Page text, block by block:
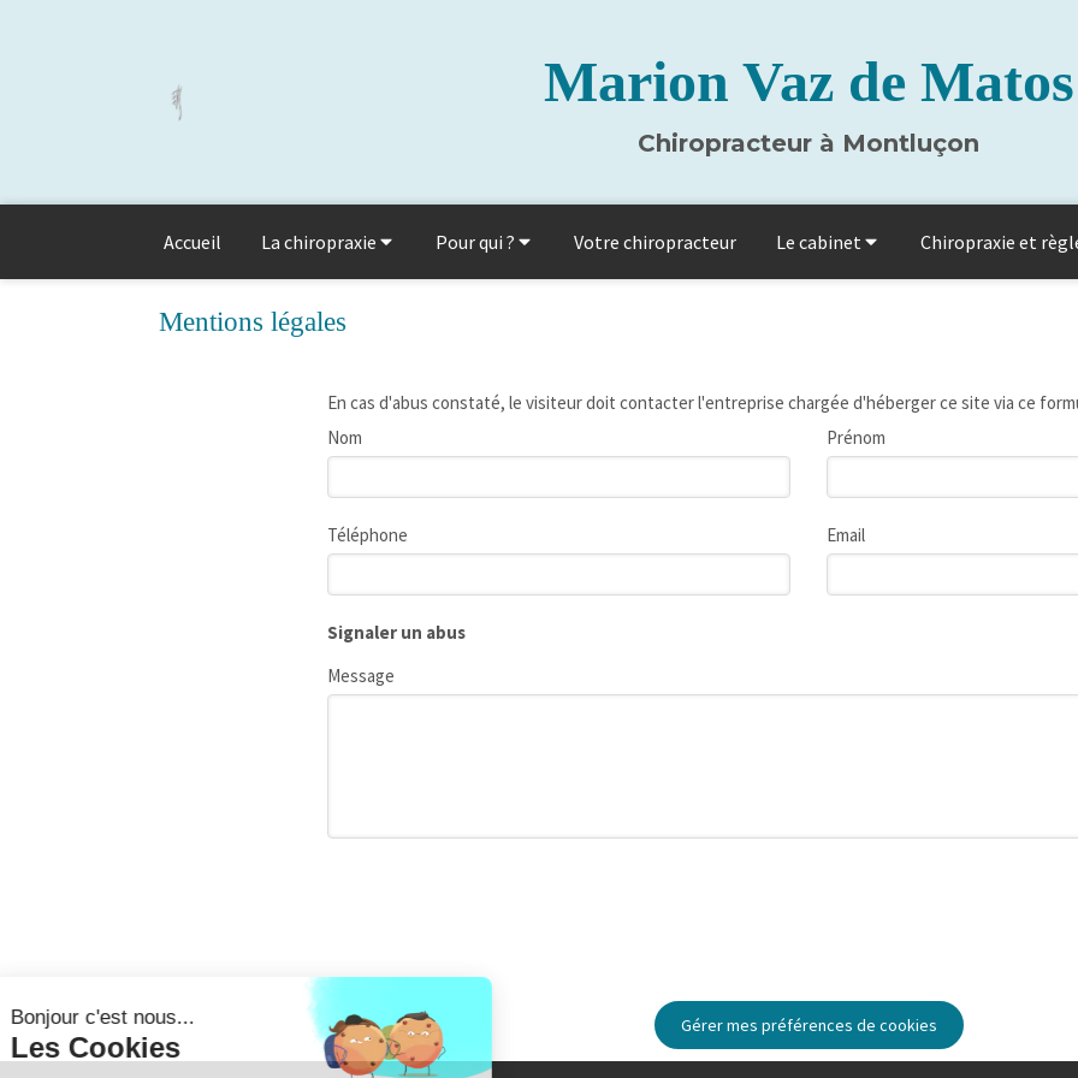
Marion Vaz de Matos
Chiropracteur à Montluçon
Accueil La chiropraxie Pour qui ? Votre chiropracteur Le cabinet Chiropraxie et
Mentions légales
En cas d'abus constaté, le visiteur doit contacter l'entreprise chargée d'héberger ce site via ce
Nom
Prénom
Téléphone Email
Signaler un abus
Message
Gérer mes préférences de cookies